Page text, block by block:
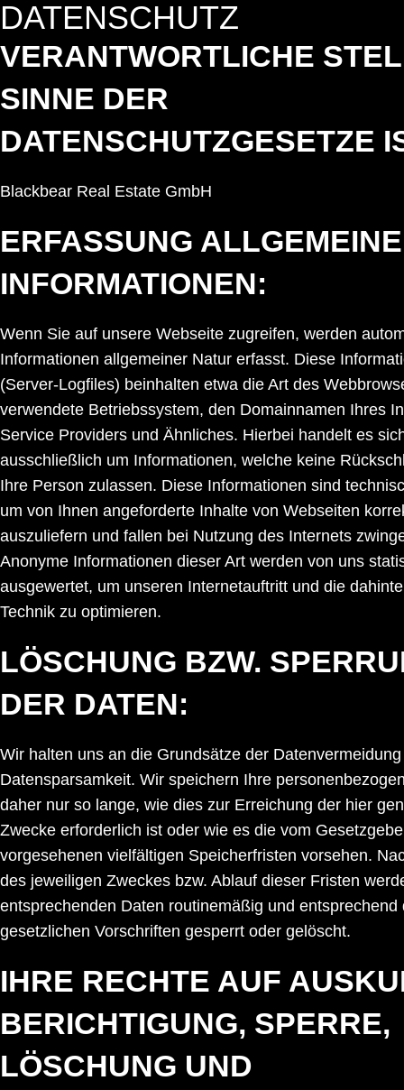
Zum
springen
DATENSCHUTZ
VERANTWORTLICHE
SINNE DER
DATENSCHUTZGESETZE
Blackbear Real Estate GmbH
ERFASSUNG
INFORMATIONEN:
Wenn Sie auf unsere Webseite zugreifen, werden
Informationen allgemeiner Natur erfasst. Diese
(Server-Logfiles) beinhalten etwa die Art des
verwendete Betriebssystem, den Domainnamen Ihres
Service Providers und Ähnliches. Hierbei handelt es
ausschließlich um Informationen, welche keine
Ihre Person zulassen. Diese Informationen sind
um von Ihnen angeforderte Inhalte von Webseiten
auszuliefern und fallen bei Nutzung des Internets
Anonyme Informationen dieser Art werden von uns
ausgewertet, um unseren Internetauftritt und die
Technik zu optimieren.
LÖSCHUNG BZW.
DER DATEN:
Wir halten uns an die Grundsätze der
Datensparsamkeit. Wir speichern Ihre
daher nur so lange, wie dies zur Erreichung der hier
Zwecke erforderlich ist oder wie es die vom
vorgesehenen vielfältigen Speicherfristen vorsehen.
des jeweiligen Zweckes bzw. Ablauf dieser Fristen
entsprechenden Daten routinemäßig und entsprechend
gesetzlichen Vorschriften gesperrt oder gelöscht.
IHRE RECHTE AUF
BERICHTIGUNG, SPERRE,
LÖSCHUNG UND